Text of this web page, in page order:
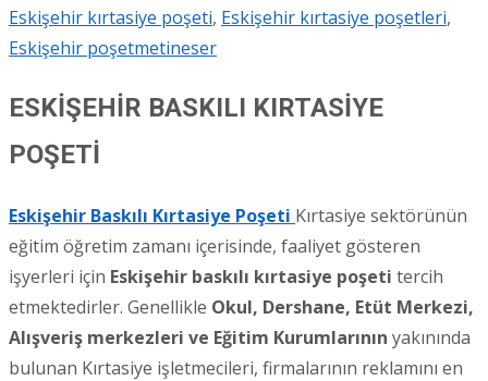
Eskişehir kırtasiye poşeti, Eskişehir kırtasiye poşetleri,
Eskişehir poşetmetineser
ESKİŞEHİR BASKILI KIRTASİYE
POŞETİ
Eskişehir Baskılı Kırtasiye Poşeti Kırtasiye sektörünün
eğitim öğretim zamanı içerisinde, faaliyet gösteren
işyerleri için Eskişehir baskılı kırtasiye poşeti tercih
etmektedirler. Genellikle Okul, Dershane, Etüt Merkezi,
Alışveriş merkezleri ve Eğitim Kurumlarının yakınında
bulunan Kırtasiye işletmecileri, firmalarının reklamını en